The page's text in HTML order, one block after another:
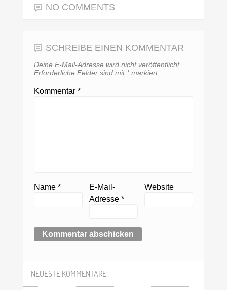
NO COMMENTS
SCHREIBE EINEN KOMMENTAR
Deine E-Mail-Adresse wird nicht veröffentlicht.
Erforderliche Felder sind mit *markiert
Kommentar*
Name*
E-Mail-
Adresse *
Website
NEUESTE KOMMENTARE